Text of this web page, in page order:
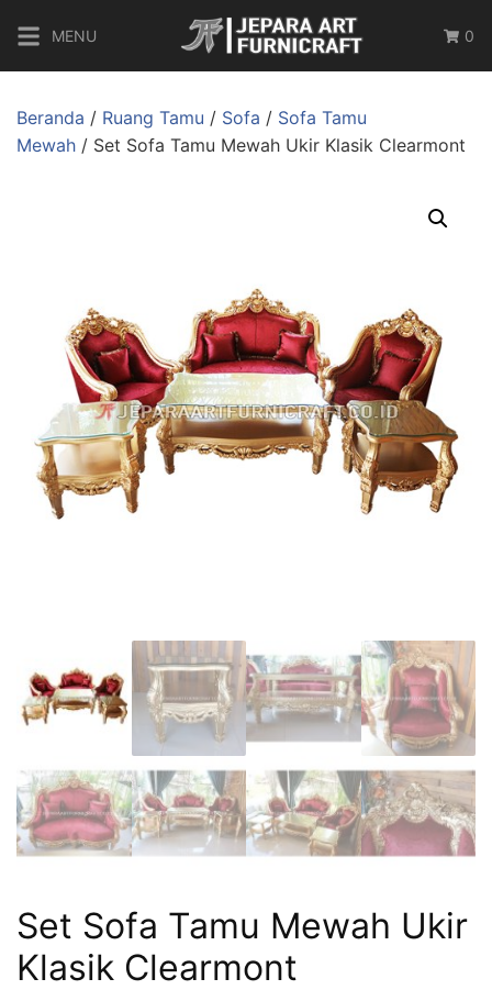
MENU 0
Beranda / Ruang Tamu / Sofa / Sofa Tamu
Mewah / Set Sofa Tamu Mewah Ukir Klasik Clearmont
Set Sofa Tamu Mewah Ukir
Klasik Clearmont